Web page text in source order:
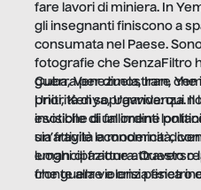
fare lavori di miniera. In
gli insegnanti finiscono a
consumata nel Paese.
fotografie che SenzaFiltro
guerra per dimostrare che
priorità di sopravvivenza. Il
invisibile di un ordine
un’attività economica:
luoghi di frattura. Questo
che guerre e crisi
Cuba, Venezuela, Iran,
Uniti, Kenya, Uganda: qui
esotiche di fallimenti
sia fragile la modernità,
emancipazione attraverso
fronte alla violenza fisica o